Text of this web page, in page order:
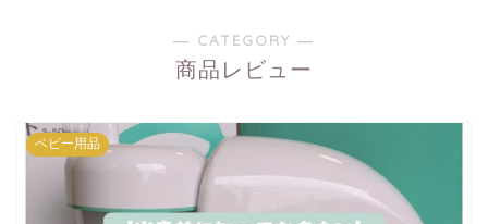
― CATEGORY ―
商品レビュー
ベビー用品